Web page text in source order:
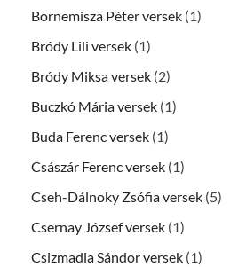
Bornemisza Péter versek (1)
Bródy Lili versek (1)
Bródy Miksa versek (2)
Buczkó Mária versek (1)
Buda Ferenc versek (1)
Császár Ferenc versek (1)
Cseh-Dálnoky Zsófia versek (5)
Csernay József versek (1)
Csizmadia Sándor versek (1)